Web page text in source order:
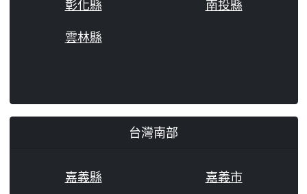
彰化縣
南投縣
雲林縣
台灣南部
嘉義縣
嘉義市